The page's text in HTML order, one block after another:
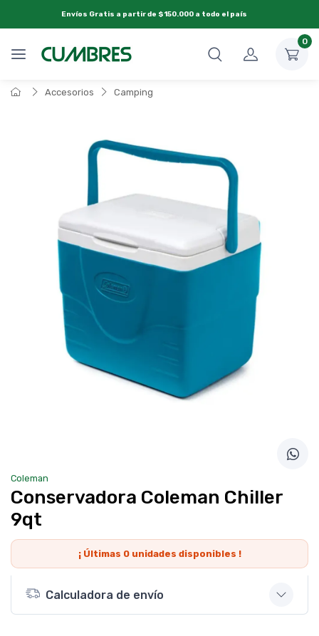
Envíos Gratis a partir de $150.000 a todo el país
0
Accesorios Camping
Coleman
Conservadora Coleman Chiller
9qt
¡ Últimas 0unidades disponibles !
Calculadora de envío